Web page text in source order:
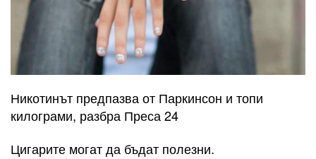
Никотинът предпазва от Паркинсон и топи
килограми, разбра Преса 24
Цигарите могат да бъдат полезни.